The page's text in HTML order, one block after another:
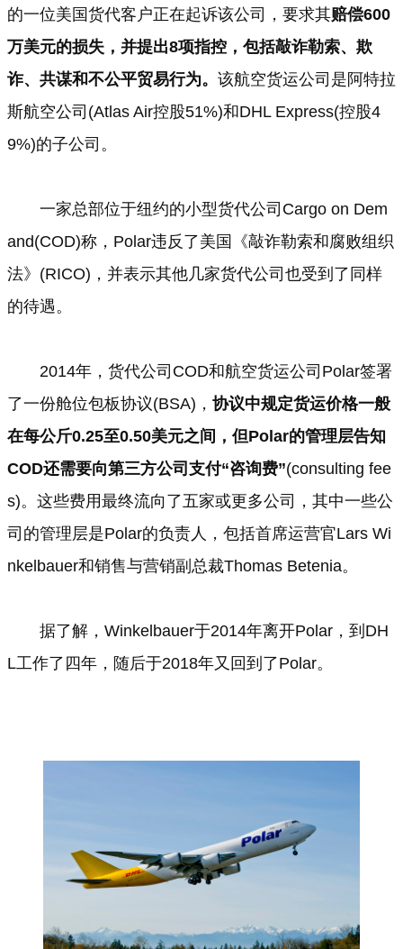
的一位美国货代客户正在起诉该公司，要求其赔偿600
万美元的损失，并提出8项指控，包括敲诈勒索、欺
诈、共谋和不公平贸易行为。 该航空货运公司是阿特拉
斯航空公司(Atlas Air控股51%)和DHL Express(控股4
9%)的子公司。
一家总部位于纽约的小型货代公司Cargo on Dem
and(COD)称，Polar违反了美国《敲诈勒索和腐败组织
法》(RICO)，并表示其他几家货代公司也受到了同样
的待遇。
2014年，货代公司COD和航空货运公司Polar签署
了一份舱位包板协议(BSA)， 协议中规定货运价格一般
在每公斤0.25至0.50美元之间，但Polar的管理层告知
COD还需要向第三方公司支付“咨询费”(consulting fee
s)。这些费用最终流向了五家或更多公司，其中一些公
司的管理层是Polar的负责人，包括首席运营官Lars Wi
nkelbauer和销售与营销副总裁Thomas Betenia。
据了解，Winkelbauer于2014年离开Polar，到DH
L工作了四年，随后于2018年又回到了Polar。